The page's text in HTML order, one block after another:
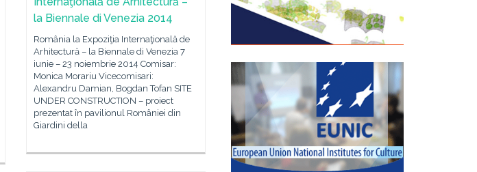
la Biennale di Venezia 2014
România la Expoziţia Internaţională de
Arhitectură – la Biennale di Venezia 7
iunie – 23 noiembrie 2014 Comisar:
Monica Morariu Vicecomisari:
Alexandru Damian, Bogdan Tofan SITE
UNDER CONSTRUCTION – proiect
prezentat în pavilionul României din
Giardini della